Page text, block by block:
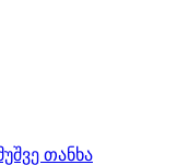
თანხა